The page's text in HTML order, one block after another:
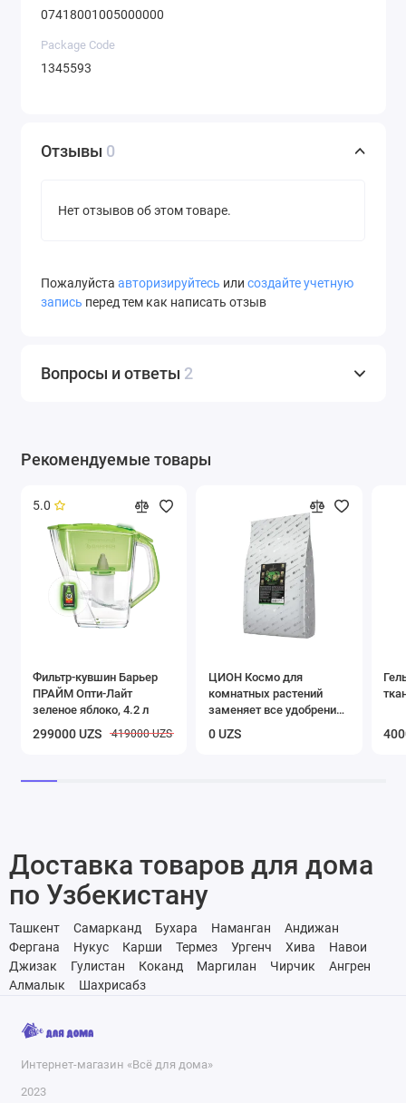
07418001005000000
Package Code
1345593
Отзывы 0
Нет отзывов об этом товаре.
Пожалуйста авторизируйтесь или создайте учетную
запись перед тем как написать отзыв
Вопросы и ответы 2
Рекомендуемые товары
5.0
Фильтр-кувшин Барьер
ПРАЙМ Опти-Лайт
зеленое яблоко, 4.2 л
299000 UZS 419000 UZS
ЦИОН Космо для
комнатных растений
заменяет все удобрения,
0 UZS
Доставка товаров для дома
по Узбекистану
Ташкент Самарканд Бухара Наманган
Андижан
Фергана
Нукус Карши Термез Ургенч Хива
Навои
Джизак
Гулистан Коканд Маргилан Чирчик
Ангрен
Алмалык
Шахрисабз
Интернет-магазин «Всё для дома»
2023